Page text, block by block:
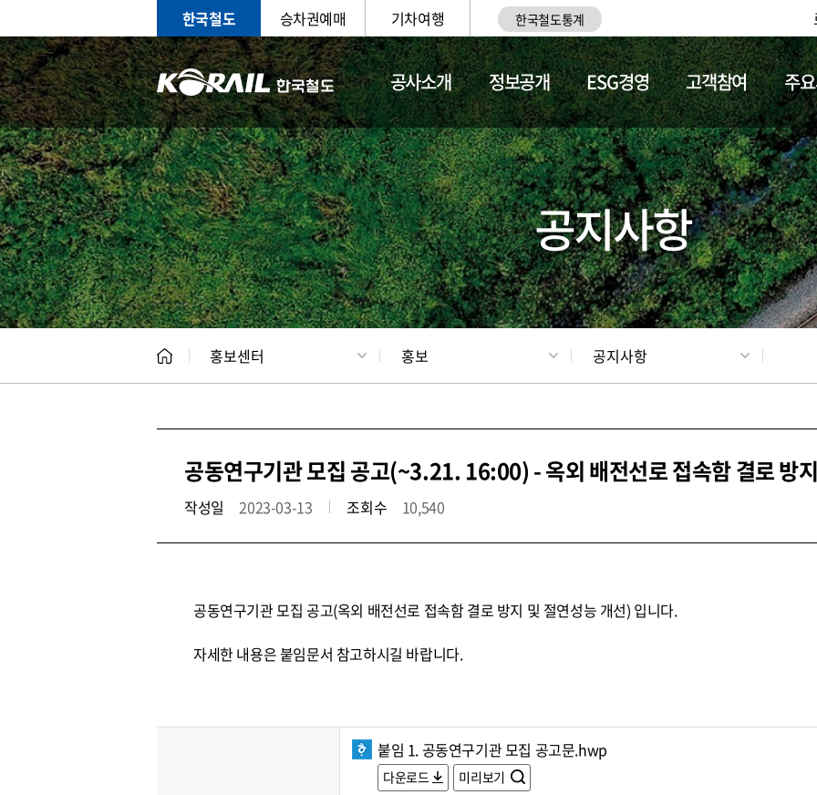
한국철도 승차권예매 기차여행 한국철도통계
공사소개 정보공개 ESG경영 고객참여 주
홍보 문화사업 갤러리 기차소개
공지사항
홍보센터 홍보 공지사항
공동연구기관 모집 공고(~3.21. 16:00) - 옥외 배전선로 접속함 결로 방
작성일 2023-03-13 조회수 10,540
공동연구기관 모집 공고(옥외 배전선로 접속함 결로 방지 및 절연성능 개선) 입니다.
자세한 내용은 붙임문서 참고하시길 바랍니다.
붙임 1. 공동연구기관 모집 공고문.hwp
다운로드 미리보기